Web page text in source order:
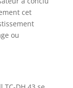
cet
ou